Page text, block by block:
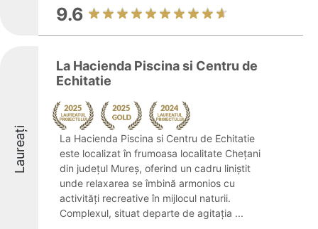
9.6
Laureați
La Hacienda Piscina si Centru de
Echitatie
La Hacienda Piscina si Centru de Echitatie
este localizat în frumoasa localitate Chețani
din județul Mureș, oferind un cadru liniștit
unde relaxarea se îmbină armonios cu
activități recreative în mijlocul naturii.
Complexul, situat departe de agitația ...